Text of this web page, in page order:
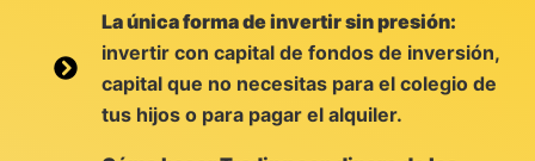
La única forma de invertir sin presión:
invertir con capital de fondos de inversión,
capital que no necesitas para el colegio de
tus hijos o para pagar el alquiler.